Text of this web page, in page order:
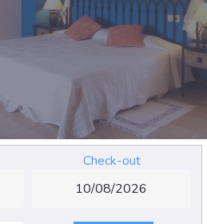
Check-out